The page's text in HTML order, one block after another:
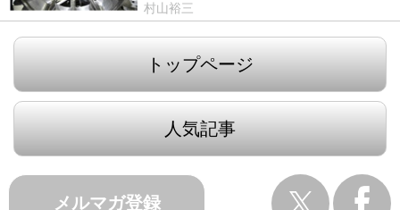
村山裕三
トップページ
人気記事
メルマガ登録